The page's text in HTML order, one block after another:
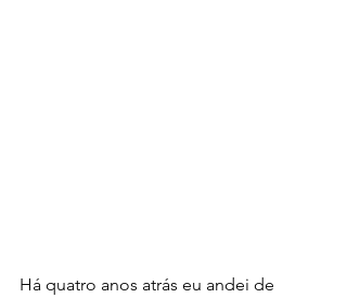
Há quatro anos atrás eu andei de